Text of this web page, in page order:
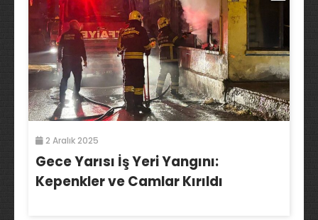
2 Aralık 2025
Gece Yarısı İş Yeri Yangını:
Kepenkler ve Camlar Kırıldı